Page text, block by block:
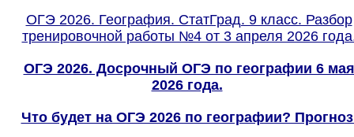
ОГЭ 2026. География. СтатГрад. 9 класс. Разбор
тренировочной работы №4 от 3 апреля 2026
ОГЭ 2026. Досрочный ОГЭ по географии 6 мая
2026 года.
Что будет на ОГЭ 2026 по географии?